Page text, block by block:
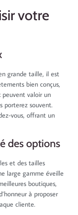
votre
grande taille, il est
bien conçus,
peuvent valoir un
porterez souvent.
vous, offrant un
des options
et des tailles
large gamme éveille
boutiques,
à proposer
cliente.